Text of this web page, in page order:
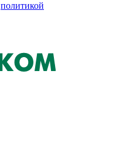
политикой